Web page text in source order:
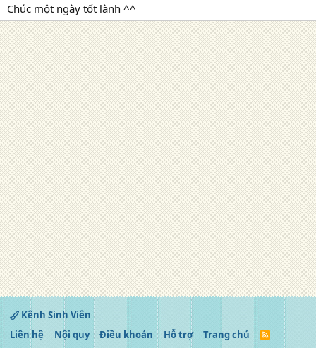
Chúc một ngày tốt lành ^^
Kênh Sinh Viên
Liên hệ
Nội quy Điều khoản Hỗ trợ Trang chủ
R